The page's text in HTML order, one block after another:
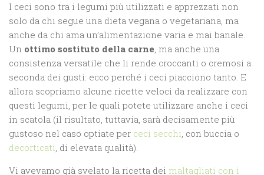
I ceci sono tra i legumi più utilizzati e apprezzati non
solo da chi segue una dieta vegana o vegetariana, ma
anche da chi ama un’alimentazione varia e mai banale.
Un ottimo sostituto della carne, ma anche una
consistenza versatile che li rende croccanti o cremosi a
seconda dei gusti: ecco perché i ceci piacciono tanto. E
allora scopriamo alcune ricette veloci da realizzare con
questi legumi, per le quali potete utilizzare anche i ceci
in scatola (il risultato, tuttavia, sarà decisamente più
gustoso nel caso optiate per ceci secchi, con buccia o
decorticati, di elevata qualità).
Vi avevamo già svelato la ricetta dei maltagliati con i